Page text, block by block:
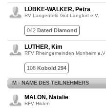
LÜBKE-WALKER, Petra
RV Langenfeld Gut Langfort e.V.
042 Dated Diamond
LUTHER, Kim
RFV Rheingemeinden Monheim e.V
108 Kobold 294
M - NAME DES TEILNEHMERS
MALON, Natalie
RFV Hilden